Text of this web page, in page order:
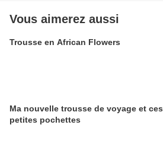
Vous aimerez aussi
Trousse en African Flowers
Ma nouvelle trousse de voyage et ces
petites pochettes